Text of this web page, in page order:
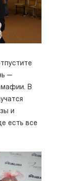
—
мафии. В
и
есть все